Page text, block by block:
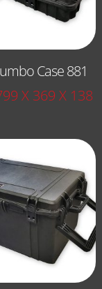
Case 881
X 369 X 138